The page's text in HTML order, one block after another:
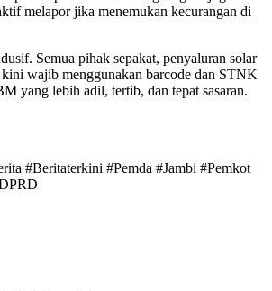
melapor jika menemukan kecurangan di
Semua pihak sepakat, penyaluran solar
wajib menggunakan barcode dan STNK
yang lebih adil, tertib, dan tepat sasaran.
#Beritaterkini #Pemda #Jambi #Pemkot